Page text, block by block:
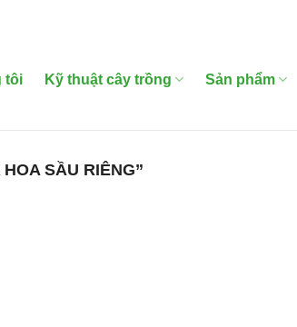
tôi Kỹ thuật cây trồng Sản phẩm
SẦU RIÊNG”